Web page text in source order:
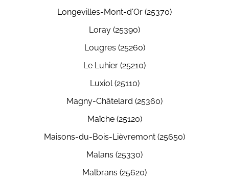
Longevilles-Mont-d'Or (25370)
Loray (25390)
Lougres (25260)
Le Luhier (25210)
Luxiol (25110)
Magny-Châtelard (25360)
Maîche (25120)
Maisons-du-Bois-Lièvremont (25650)
Malans (25330)
Malbrans (25620)